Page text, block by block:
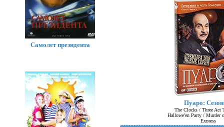
Пуаро:
The Clocks / Three Act
Hallowe'en Party / Murder
Express
Самолет президента